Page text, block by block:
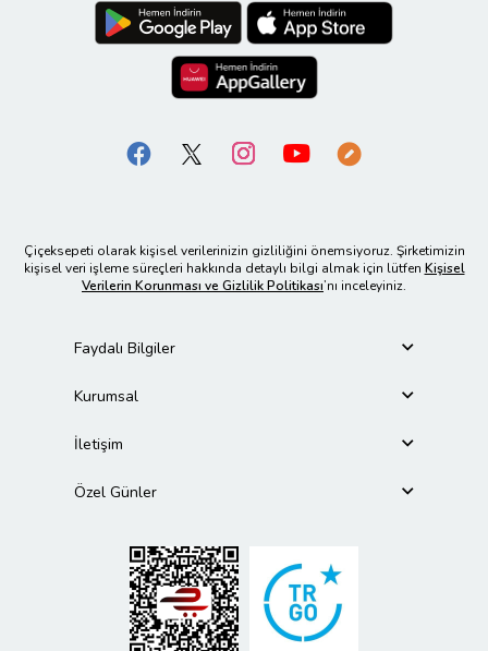
Çiçeksepeti olarak kişisel verilerinizin gizliliğini önemsiyoruz. Şirketimizin
kişisel veri işleme süreçleri hakkında detaylı bilgi almak için lütfen Kişisel
Verilerin Korunması ve Gizlilik Politikası’nı inceleyiniz.
Faydalı Bilgiler
Kurumsal
İletişim
Özel Günler